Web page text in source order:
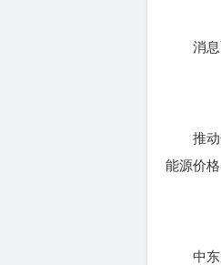
消息面
推动金
能源价
中东局